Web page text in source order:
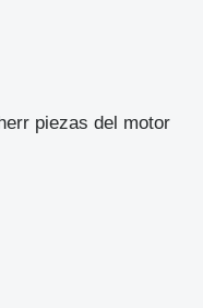
piezas del motor